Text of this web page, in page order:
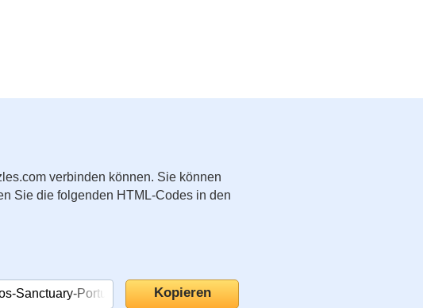
verbinden können. Sie können
Sie die folgenden HTML-Codes in den